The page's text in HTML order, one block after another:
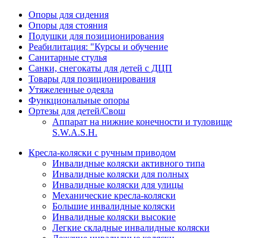
Опоры для сидения
Опоры для стояния
Подушки для позиционирования
Реабилитация: "Курсы и обучение
Санитарные стулья
Санки, снегокаты для детей с ДЦП
Товары для позиционирования
Утяжеленные одеяла
Функциональные опоры
Ортезы для детей/Свош
Аппарат на нижние конечности и туловище
S.W.A.S.H.
Кресла-коляски с ручным приводом
Инвалидные коляски активного типа
Инвалидные коляски для полных
Инвалидные коляски для улицы
Механические кресла-коляски
Большие инвалидные коляски
Инвалидные коляски высокие
Легкие складные инвалидные коляски